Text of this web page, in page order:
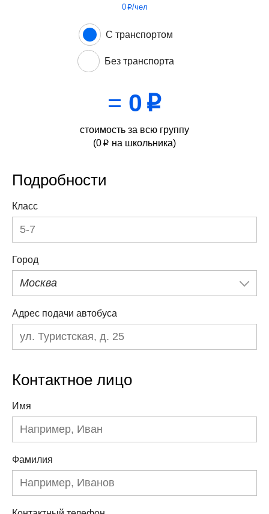
0p/чел
С транспортом
Без транспорта
= 0 p
стоимость за всю группу
(0 p на школьника)
Подробности
Класс
Город
Москва
Адрес подачи автобуса
Контактное лицо
Имя
Фамилия